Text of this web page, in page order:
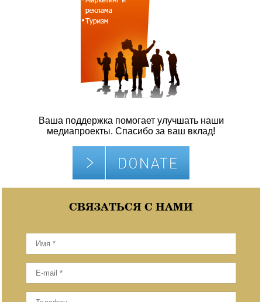
Ваша поддержка помогает улучшать наши
медиапроекты. Спасибо за ваш вклад!
СВЯЗАТЬСЯ С НАМИ